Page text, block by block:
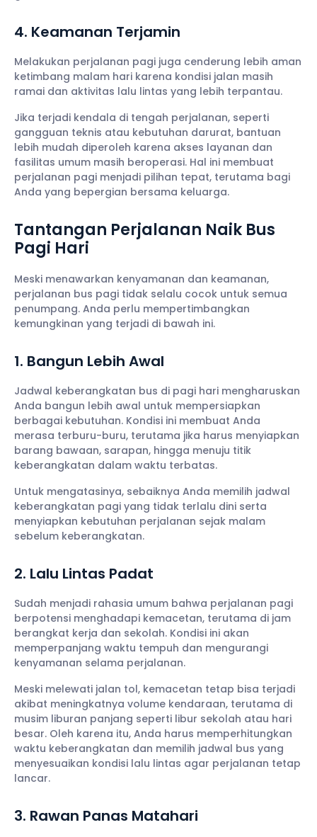
4. Keamanan Terjamin
Melakukan perjalanan pagi juga cenderung lebih aman
ketimbang malam hari karena kondisi jalan masih
ramai dan aktivitas lalu lintas yang lebih terpantau.
Jika terjadi kendala di tengah perjalanan, seperti
gangguan teknis atau kebutuhan darurat, bantuan
lebih mudah diperoleh karena akses layanan dan
fasilitas umum masih beroperasi. Hal ini membuat
perjalanan pagi menjadi pilihan tepat, terutama bagi
Anda yang bepergian bersama keluarga.
Tantangan Perjalanan Naik Bus
Pagi Hari
Meski menawarkan kenyamanan dan keamanan,
perjalanan bus pagi tidak selalu cocok untuk semua
penumpang. Anda perlu mempertimbangkan
kemungkinan yang terjadi di bawah ini.
1. Bangun Lebih Awal
Jadwal keberangkatan bus di pagi hari mengharuskan
Anda bangun lebih awal untuk mempersiapkan
berbagai kebutuhan. Kondisi ini membuat Anda
merasa terburu-buru, terutama jika harus menyiapkan
barang bawaan, sarapan, hingga menuju titik
keberangkatan dalam waktu terbatas.
Untuk mengatasinya, sebaiknya Anda memilih jadwal
keberangkatan pagi yang tidak terlalu dini serta
menyiapkan kebutuhan perjalanan sejak malam
sebelum keberangkatan.
2. Lalu Lintas Padat
Sudah menjadi rahasia umum bahwa perjalanan pagi
berpotensi menghadapi kemacetan, terutama di jam
berangkat kerja dan sekolah. Kondisi ini akan
memperpanjang waktu tempuh dan mengurangi
kenyamanan selama perjalanan.
Meski melewati jalan tol, kemacetan tetap bisa terjadi
akibat meningkatnya volume kendaraan, terutama di
musim liburan panjang seperti libur sekolah atau hari
besar. Oleh karena itu, Anda harus memperhitungkan
waktu keberangkatan dan memilih jadwal bus yang
menyesuaikan kondisi lalu lintas agar perjalanan tetap
lancar.
3. Rawan Panas Matahari